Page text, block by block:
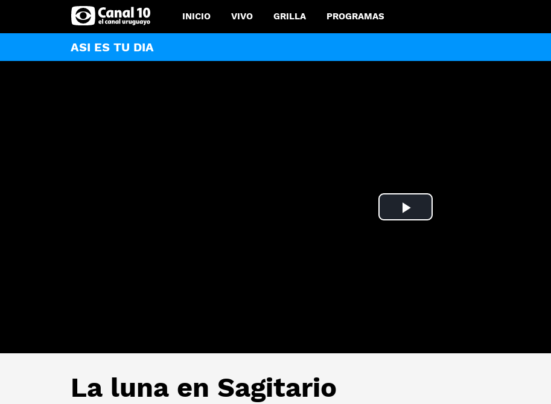
INICIO VIVO GRILLA PROGRAMAS
ASI ES TU DIA
Play
La luna en Sagitario